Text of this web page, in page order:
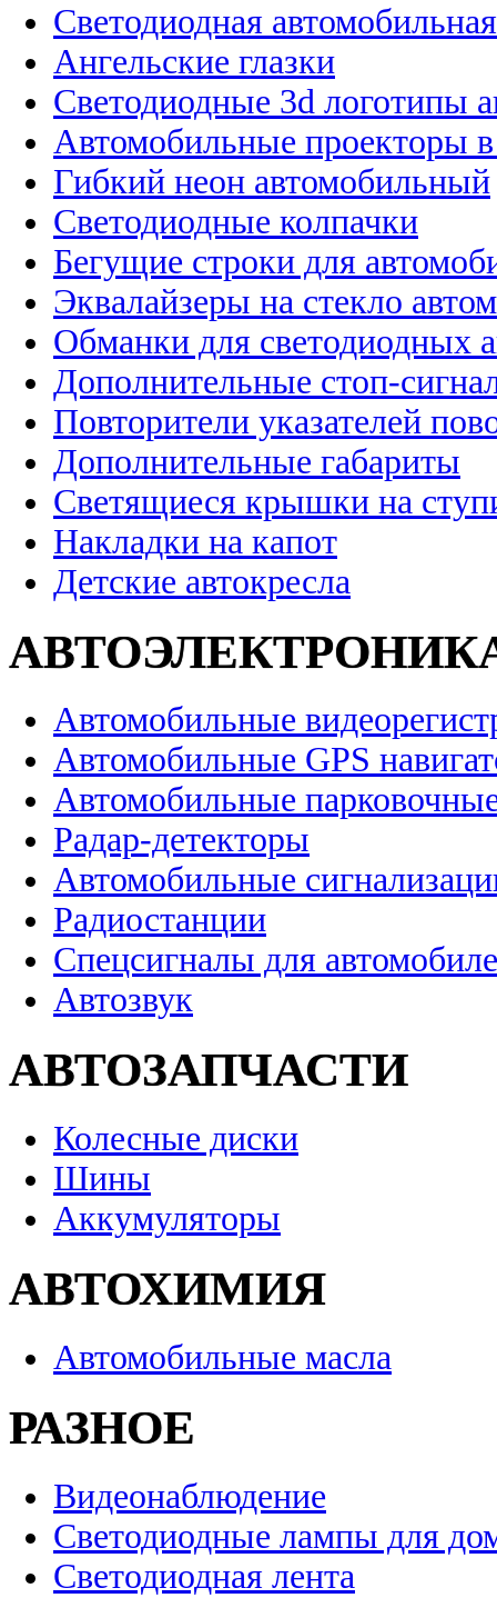
Светодиодная
Ангельские глазки
Светодиодные 3d логотипы
Автомобильные проекторы
Гибкий неон автомобильный
Светодиодные колпачки
Бегущие строки для
Эквалайзеры на стекло
Обманки для светодиодных
Дополнительные стоп-
Повторители указателей
Дополнительные габариты
Светящиеся крышки на
Накладки на капот
Детские автокресла
Автомобильные
Автомобильные GPS
Автомобильные
Радар-детекторы
Автомобильные
Радиостанции
Спецсигналы для
Автозвук
АВТОЗАПЧАСТИ
Колесные диски
Шины
Аккумуляторы
АВТОХИМИЯ
Автомобильные масла
РАЗНОЕ
Видеонаблюдение
Светодиодные лампы для
Светодиодная лента